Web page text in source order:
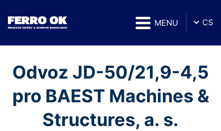
MENU CS
Odvoz JD-50/21,9-4,5
pro BAEST Machines &
Structures, a. s.